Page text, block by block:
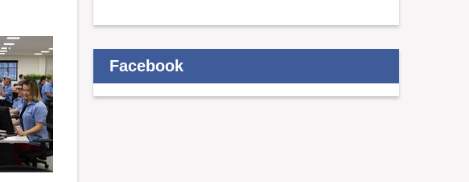
Facebook